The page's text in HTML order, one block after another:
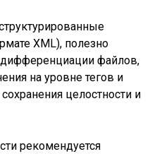
XML), полезно
файлов,
на уровне тегов и
целостности и
рекомендуется